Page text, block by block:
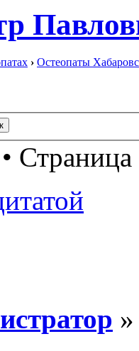
› Остеопаты
Страница